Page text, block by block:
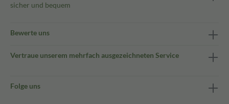
sicher und bequem
Bewerte uns
Vertraue unserem mehrfach ausgezeichneten Service
Folge uns